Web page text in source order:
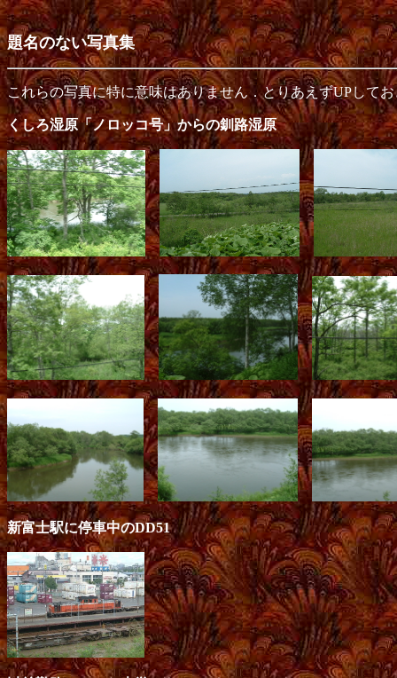
題名のない写真集
これらの写真に特に意味はありません．とりあえずUPして
くしろ湿原「ノロッコ号」からの釧路湿原
新富士駅に停車中のDD51